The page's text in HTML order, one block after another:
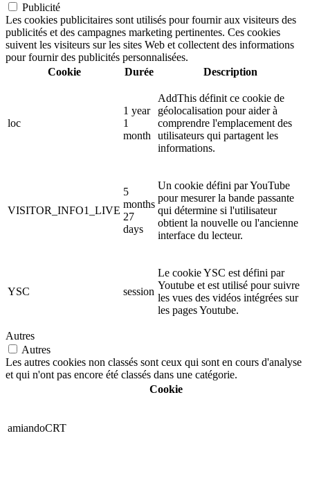
Publicité
Les cookies publicitaires sont utilisés pour fournir aux visiteurs des
publicités et des campagnes marketing pertinentes. Ces cookies
suivent les visiteurs sur les sites Web et collectent des informations
pour fournir des publicités personnalisées.
Cookie
Durée Description
loc
1 year
1
month
AddThis définit ce cookie de
géolocalisation pour aider à
comprendre l'emplacement des
utilisateurs qui partagent les
informations.
VISITOR_INFO1_LIVE
5
months
27
days
Un cookie défini par YouTube
pour mesurer la bande passante
qui détermine si l'utilisateur
obtient la nouvelle ou l'ancienne
interface du lecteur.
YSC session
Le cookie YSC est défini par
Youtube et est utilisé pour suivre
les vues des vidéos intégrées sur
les pages Youtube.
Autres
Autres
Les autres cookies non classés sont ceux qui sont en cours d'analyse
et qui n'ont pas encore été classés dans une catégorie.
Cookie
amiandoCRT